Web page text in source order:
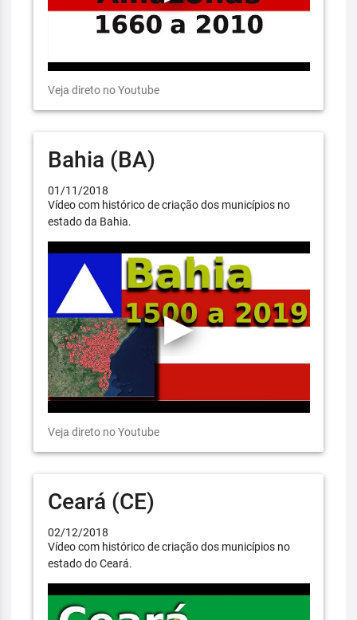
Veja direto no Youtube
Bahia (BA)
01/11/2018
Vídeo com histórico de criação dos municípios no
estado da Bahia.
Veja direto no Youtube
Ceará (CE)
02/12/2018
Vídeo com histórico de criação dos municípios no
estado do Ceará.